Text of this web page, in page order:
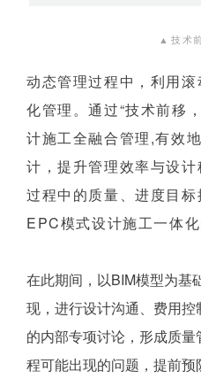
▲技术
动态管理过程中，利用
化管理。通过“技术前移
计施工全融合管理,有效
计，提升管理效率与设
过程中的质量、进度目
EPC模式设计施工一体化
在此期间，以BIM模型为基
现，进行设计沟通、费用
的内部专项讨论，形成质
程可能出现的问题，提前预